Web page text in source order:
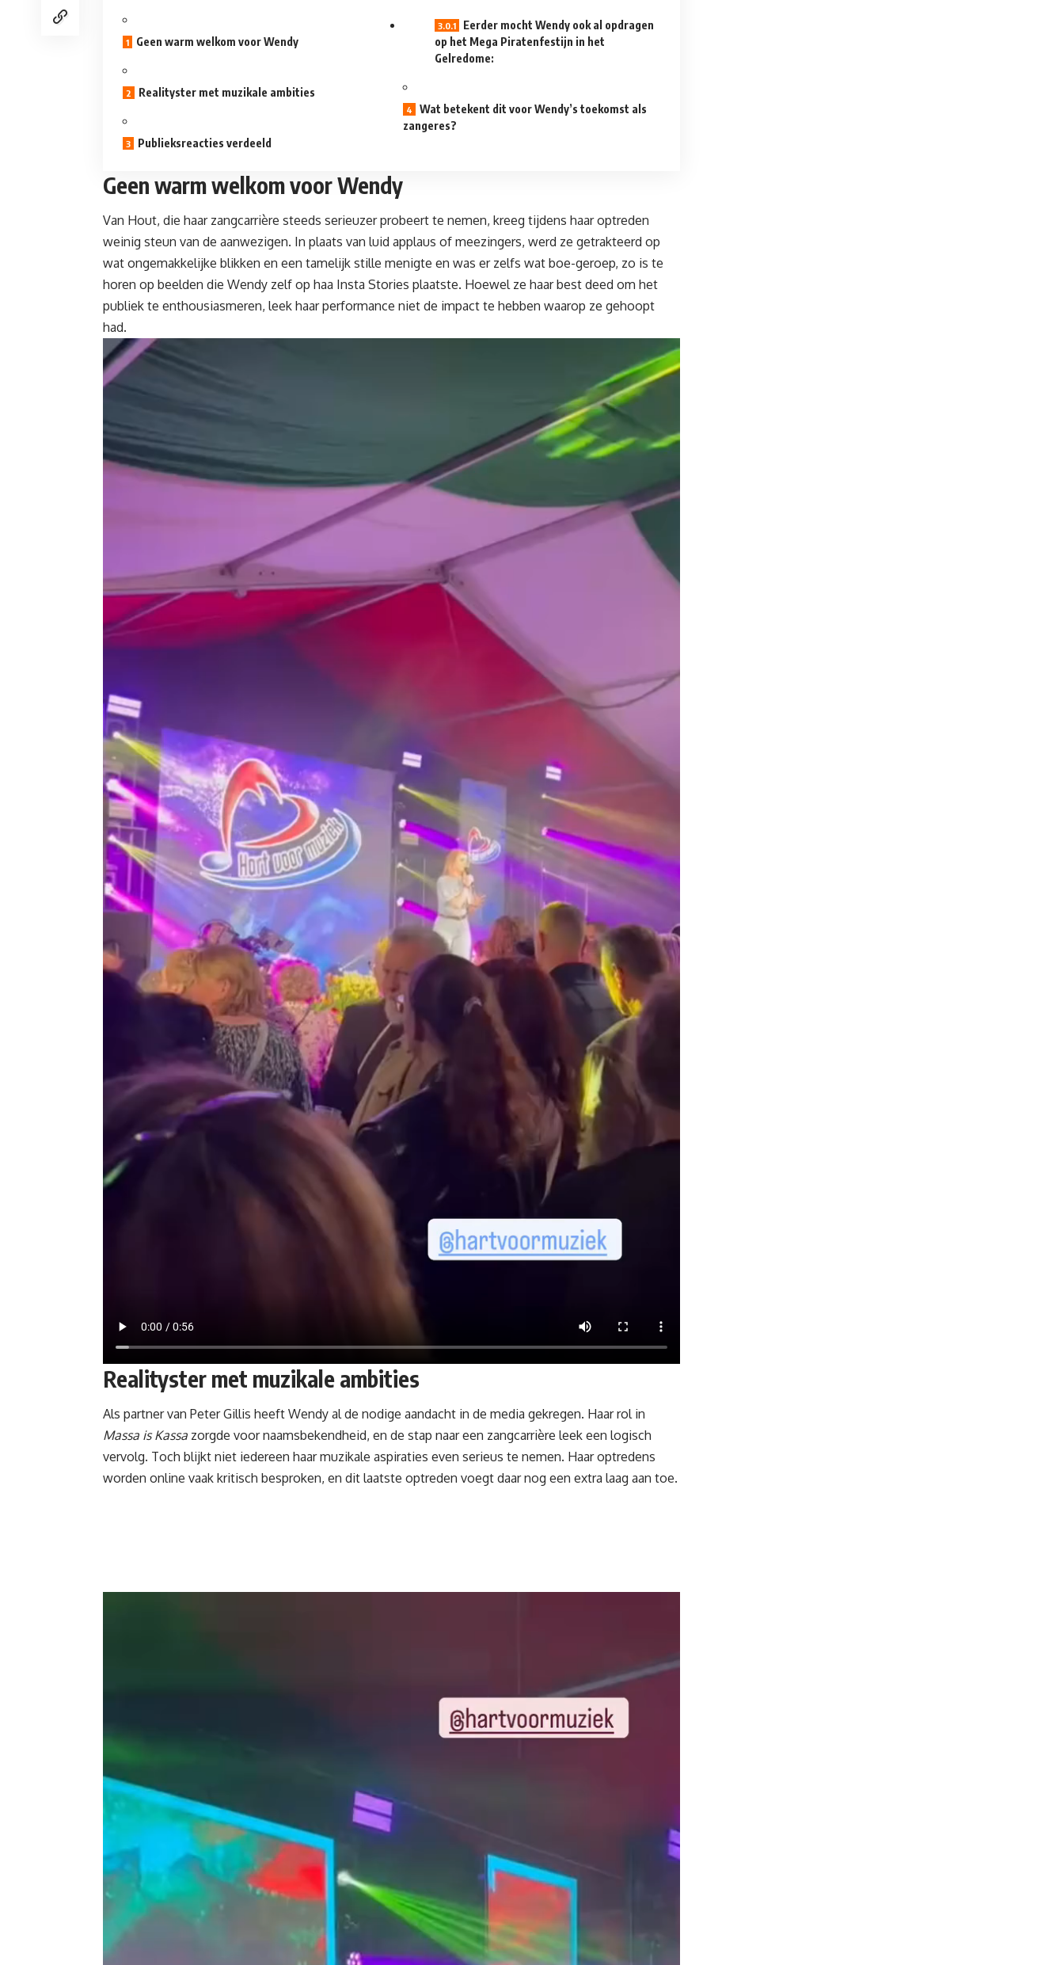
Geen warm welkom voor Wendy
Realityster met muzikale ambities
Publieksreacties verdeeld
Eerder mocht Wendy ook al opdragen
op het Mega Piratenfestijn in het
Gelredome:
Wat betekent dit voor Wendy’s toekomst als
zangeres?
Geen warm welkom voor Wendy
Van Hout, die haar zangcarrière steeds serieuzer probeert te nemen, kreeg tijdens haar optreden
weinig steun van de aanwezigen. In plaats van luid applaus of meezingers, werd ze getrakteerd op
wat ongemakkelijke blikken en een tamelijk stille menigte en was er zelfs wat boe-geroep, zo is te
horen op beelden die Wendy zelf op haa Insta Stories plaatste. Hoewel ze haar best deed om het
publiek te enthousiasmeren, leek haar performance niet de impact te hebben waarop ze gehoopt
had.
Realityster met muzikale ambities
Als partner van Peter Gillis heeft Wendy al de nodige aandacht in de media gekregen. Haar rol in
Massa is Kassa zorgde voor naamsbekendheid, en de stap naar een zangcarrière leek een logisch
vervolg. Toch blijkt niet iedereen haar muzikale aspiraties even serieus te nemen. Haar optredens
worden online vaak kritisch besproken, en dit laatste optreden voegt daar nog een extra laag aan toe.